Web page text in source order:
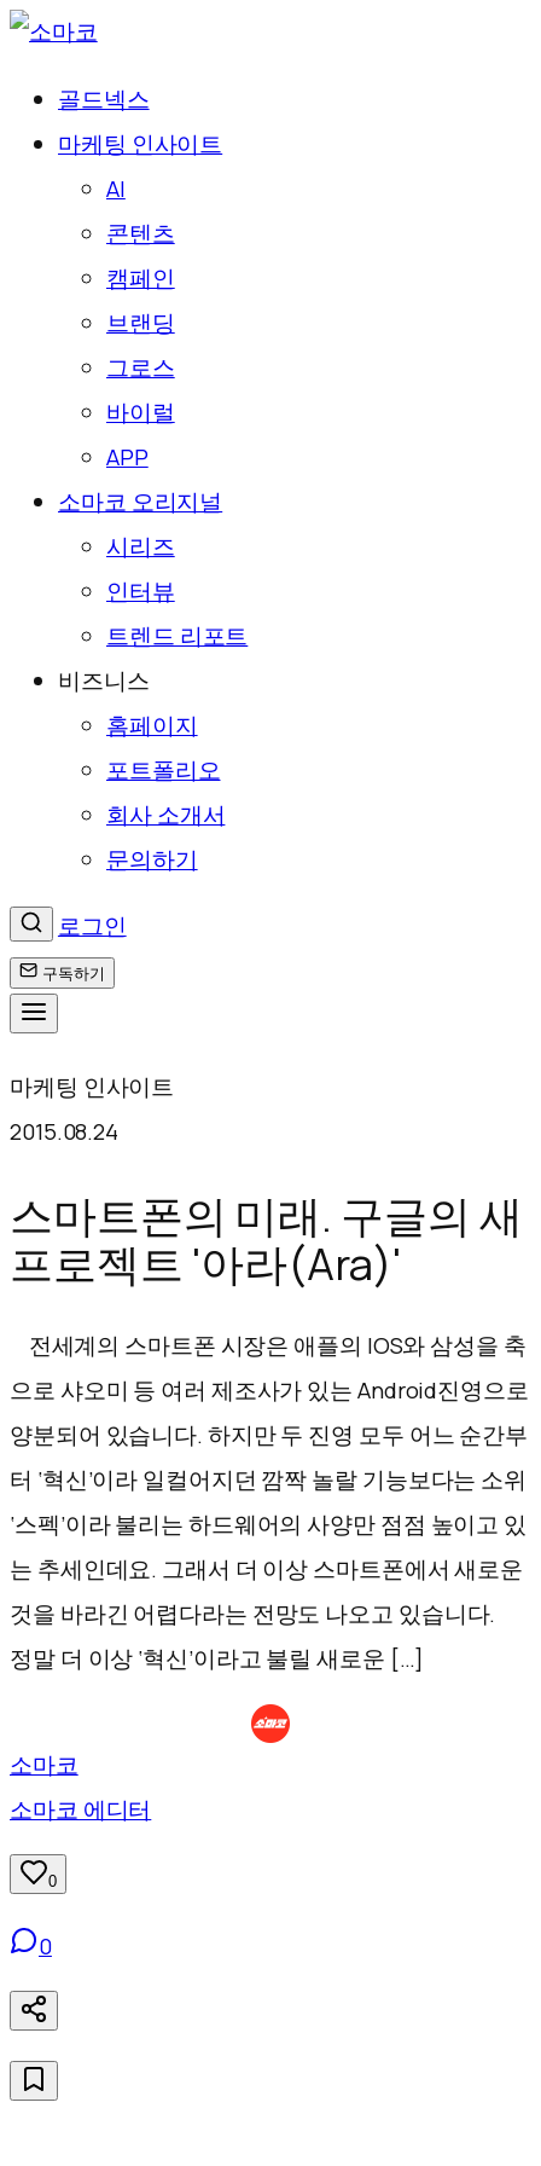
골드넥스
마케팅 인사이트
AI
콘텐츠
캠페인
브랜딩
그로스
바이럴
APP
소마코 오리지널
시리즈
인터뷰
트렌드 리포트
비즈니스
홈페이지
포트폴리오
회사 소개서
문의하기
로그인
구독하기
텐
츠
로
바
로
마케팅 인사이트
2015.08.24
스마트폰의 미래. 구글의 새
프로젝트 '아라(Ara)'
전세계의 스마트폰 시장은 애플의 IOS와 삼성을 축
으로 샤오미 등 여러 제조사가 있는 Android진영으로
양분되어 있습니다. 하지만 두 진영 모두 어느 순간부
터 ‘혁신’이라 일컬어지던 깜짝 놀랄 기능보다는 소위
‘스펙’이라 불리는 하드웨어의 사양만 점점 높이고 있
는 추세인데요. 그래서 더 이상 스마트폰에서 새로운
것을 바라긴 어렵다라는 전망도 나오고 있습니다.
정말 더 이상 ‘혁신’이라고 불릴 새로운 […]
소마코
소마코 에디터
0
0